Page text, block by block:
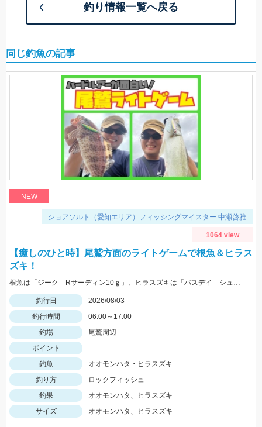
釣り情報一覧へ戻る
同じ釣魚の記事
NEW
ショアソルト（愛知エリア）フィッシングマイスター 中瀬啓雅
1064 view
【癒しのひと時】尾鷲方面のライトゲームで根魚＆ヒラス
ズキ！
根魚は「ジーク Rサーディン10ｇ」、ヒラスズキは「バスデイ シュガペン70Ｆ」が好調！
釣行日
2026/08/03
釣行時間
06:00～17:00
釣場
尾鷲周辺
ポイント
釣魚
オオモンハタ・ヒラスズキ
釣り方
ロックフィッシュ
釣果
オオモンハタ、ヒラスズキ
サイズ
オオモンハタ、ヒラスズキ